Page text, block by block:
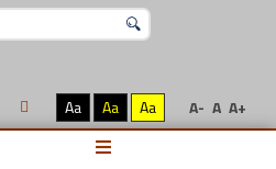
Aa Aa Aa A- A A+